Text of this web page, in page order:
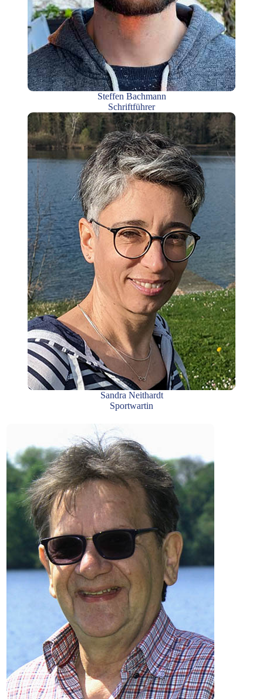
Steffen Bachmann
Schriftführer
Sandra Neithardt
Sportwartin